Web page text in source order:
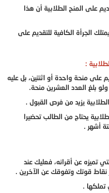
على المنح الطلابية أن هذا
الجرأة الكافية للتقديم على
:
على منحة واحدة أو اثنتين، بل عليه
بلغ العدد العشرين منحة.
يزيد من فرص القبول .
يحتاج من الطالب تحضيرا
أشهر .
تميزه عن أقرانه، فعليك عند
نقاط قوتك وتفوقك عن الآخرين .
تملكها .